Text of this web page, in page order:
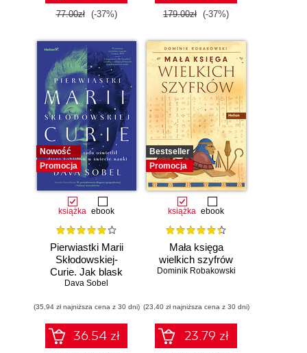
77.00zł (-37%) 179.00zł (-37%)
Nowość
Promocja
książka ebook
Pierwiastki Marii
Skłodowskiej-
Curie. Jak blask
radu oświetlił drogę
świecie nauki
Dava Sobel
(35,94 zł najniższa cena z 30 dni)
36.54 zł
Bestseller
Promocja
książka ebook
Mała księga
wielkich szyfrów
Dominik Robakowski
(23,40 zł najniższa cena z 30 dni)
23.79 zł